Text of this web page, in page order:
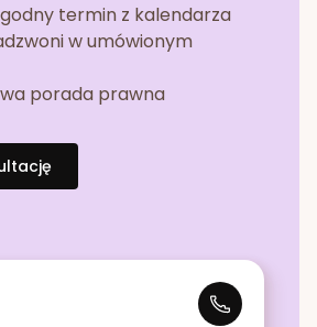
termin z kalendarza
w umówionym
porada prawna